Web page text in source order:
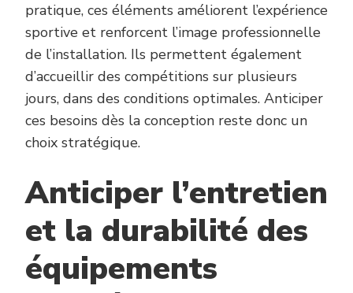
pratique, ces éléments améliorent l’expérience
sportive et renforcent l’image professionnelle
de l’installation. Ils permettent également
d’accueillir des compétitions sur plusieurs
jours, dans des conditions optimales. Anticiper
ces besoins dès la conception reste donc un
choix stratégique.
Anticiper l’entretien
et la durabilité des
équipements